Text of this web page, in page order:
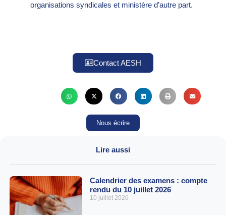
organisations syndicales et ministère d’autre part.
Contact AESH
Nous écrire
Lire aussi
Calendrier des examens : compte
rendu du 10 juillet 2026
10 juillet 2026